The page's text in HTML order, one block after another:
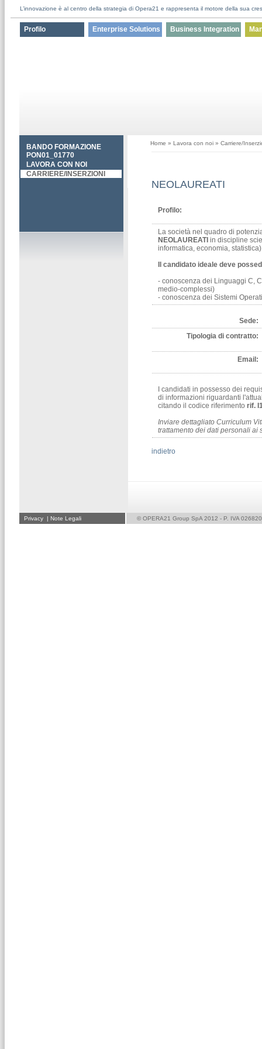
L’innovazione è al centro della strategia di Opera21 e rappresenta il motore della sua
Profilo Enterprise Solutions Business Integration
BANDO FORMAZIONE
PON01_01770
LAVORA CON NOI
CARRIERE/INSERZIONI
Home » Lavora con noi » Carriere/
NEOLAUREATI
Profilo:
La società nel quadro di
NEOLAUREATI in discipline
informatica, economia,
Il candidato ideale deve
- conoscenza dei Linguaggi C,
medio-complessi)
- conoscenza dei Sistemi
Sede:
Tipologia di contratto:
Email:
I candidati in possesso dei
di informazioni riguardanti
citando il codice riferimento rif.
Inviare dettagliato Curriculum
trattamento dei dati personali ai
indietro
Privacy | Note Legali © OPERA21 Group SpA 2012 - P. IVA